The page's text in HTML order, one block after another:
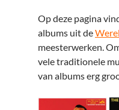
Op deze pagina
albums uit de
meesterwerken.
vele traditionele
van albums erg